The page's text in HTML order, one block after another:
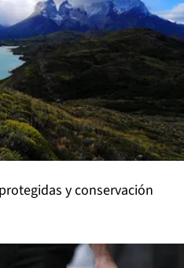
y conservación